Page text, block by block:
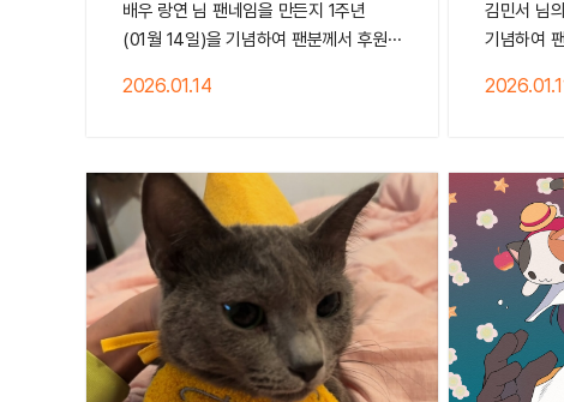
배우 랑연 님 팬네임을 만든지 1주년
(01월 14일)을 기념하여 팬분께서 후원···
2026.01.14
김민서 님
기념하여